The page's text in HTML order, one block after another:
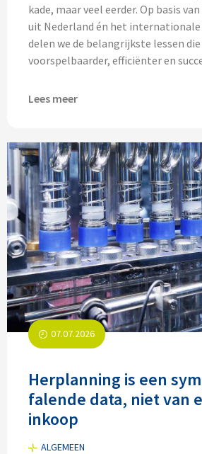
kade, maar veel eerder. Op basis
uit Nederland én het
delen we de belangrijkste lessen
voorspelbaarder, efficiënter en
Lees meer
07.07.2026
Herplanning is een
falende data, niet van
inkoop
ALGEMEEN